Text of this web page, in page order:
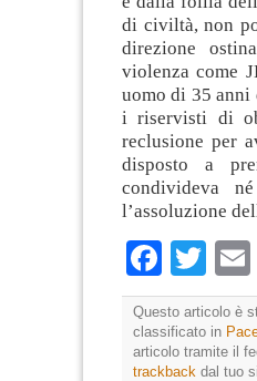
di civiltà, non
direzione
violenza come
uomo di 35 anni
i riservisti di
reclusione per
disposto a
condivideva
l’assoluzione
Questo articolo è
classificato in
articolo tramite il
trackback dal tuo